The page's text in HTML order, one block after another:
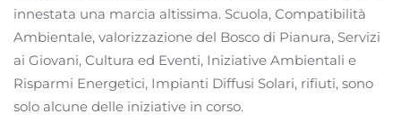
innestata una marcia altissima. Scuola, Compatibilità
Ambientale, valorizzazione del Bosco di Pianura, Servizi
ai Giovani, Cultura ed Eventi, Iniziative Ambientali e
Risparmi Energetici, Impianti Diffusi Solari, rifiuti, sono
solo alcune delle iniziative in corso.